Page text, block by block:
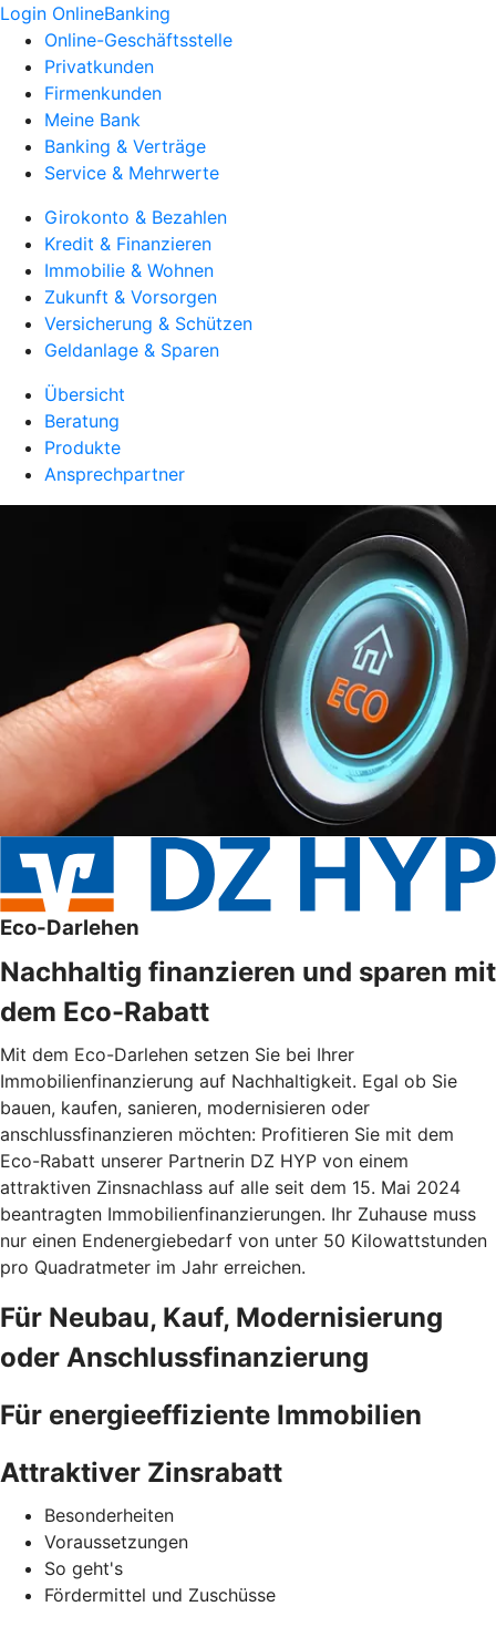
Login OnlineBanking
Online-Geschäftsstelle
Privatkunden
Firmenkunden
Meine Bank
Banking & Verträge
Service & Mehrwerte
Girokonto & Bezahlen
Kredit & Finanzieren
Immobilie & Wohnen
Zukunft & Vorsorgen
Versicherung & Schützen
Geldanlage & Sparen
Übersicht
Beratung
Produkte
Ansprechpartner
Eco-Darlehen
Nachhaltig finanzieren und sparen mit
dem Eco-Rabatt
Mit dem Eco-Darlehen setzen Sie bei Ihrer
Immobilienfinanzierung auf Nachhaltigkeit. Egal ob Sie
bauen, kaufen, sanieren, modernisieren oder
anschlussfinanzieren möchten: Profitieren Sie mit dem
Eco-Rabatt unserer Partnerin DZ HYP von einem
attraktiven Zinsnachlass auf alle seit dem 15. Mai 2024
beantragten Immobilienfinanzierungen. Ihr Zuhause muss
nur einen Endenergiebedarf von unter 50 Kilowattstunden
pro Quadratmeter im Jahr erreichen.
Für Neubau, Kauf, Modernisierung
oder Anschlussfinanzierung
Für energieeffiziente Immobilien
Attraktiver Zinsrabatt
Besonderheiten
Voraussetzungen
So geht's
Fördermittel und Zuschüsse